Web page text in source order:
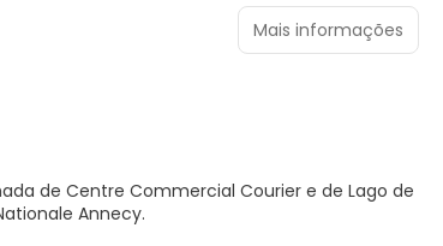
de Centre Commercial Courier e de Lago de
Annecy.
Mais informações